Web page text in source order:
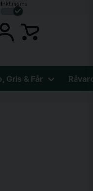
Inkl.moms
Gris & Får